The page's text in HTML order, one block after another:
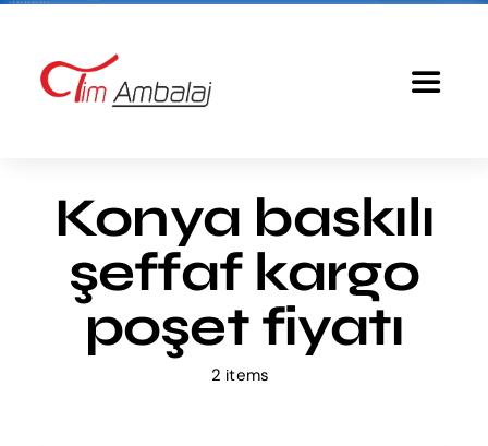
content
Toggle
Baskılı Poşet
Ürünlerimiz
Konya baskılı
şeffaf kargo
poşet fiyatı
2 items